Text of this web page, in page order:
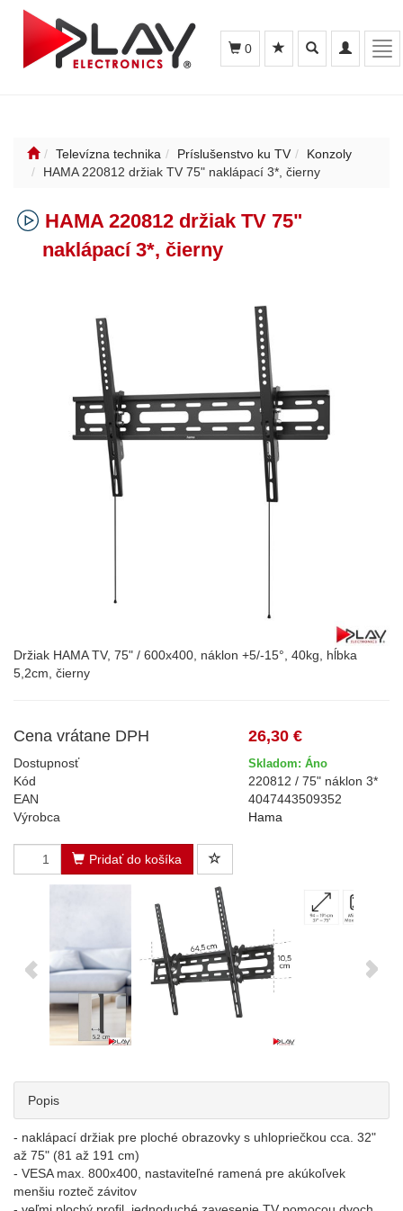
Toggle
navigation
Toggle
search
0
Televízna technika Príslušenstvo ku TV
Konzoly
HAMA 220812 držiak TV 75" naklápací 3*, čierny
HAMA 220812 držiak TV 75"
naklápací 3*, čierny
Držiak HAMA TV, 75" / 600x400, náklon +5/-15°, 40kg, hĺbka
5,2cm, čierny
Cena vrátane DPH 26,30 €
Dostupnosť Skladom: Áno
Kód
220812 / 75" náklon 3*
EAN
4047443509352
Výrobca
Hama
Pridať do košíka
Popis
- naklápací držiak pre ploché obrazovky s uhlopriečkou cca. 32"
až 75" (81 až 191 cm)
- VESA max. 800x400, nastaviteľné ramená pre akúkoľvek
menšiu rozteč závitov